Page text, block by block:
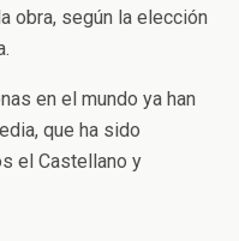
obra, según la elección
en el mundo ya han
que ha sido
el Castellano y